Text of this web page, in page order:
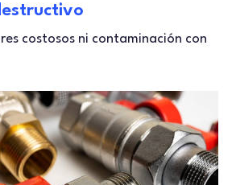
costosos ni contaminación con